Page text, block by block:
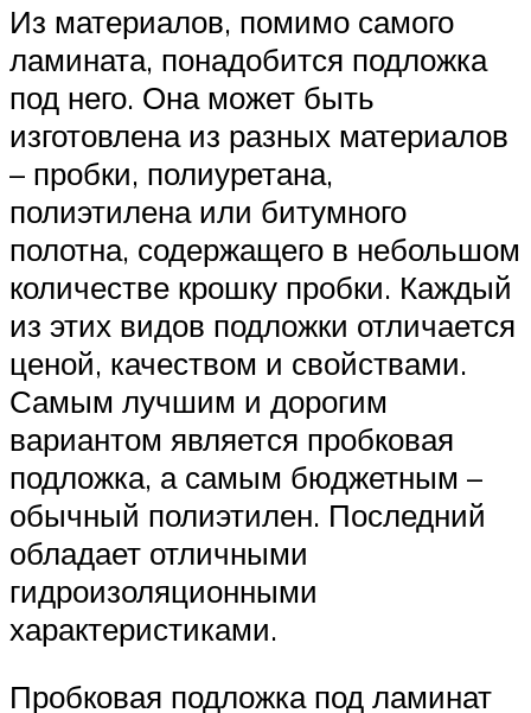
Из материалов, помимо самого
ламината, понадобится подложка
под него. Она может быть
изготовлена из разных материалов
– пробки, полиуретана,
полиэтилена или битумного
полотна, содержащего в небольшом
количестве крошку пробки. Каждый
из этих видов подложки отличается
ценой, качеством и свойствами.
Самым лучшим и дорогим
вариантом является пробковая
подложка, а самым бюджетным –
обычный полиэтилен. Последний
обладает отличными
гидроизоляционными
характеристиками.
Пробковая подложка под ламинат